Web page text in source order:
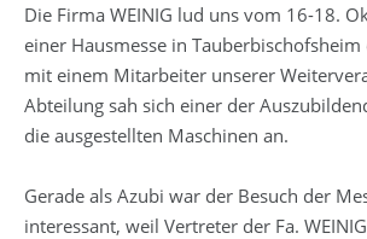
Die Firma WEINIG lud uns vom 16-18.
einer Hausmesse in
mit einem Mitarbeiter unserer
Abteilung sah sich einer der
die ausgestellten Maschinen an.
Gerade als Azubi war der Besuch der
interessant, weil Vertreter der Fa.